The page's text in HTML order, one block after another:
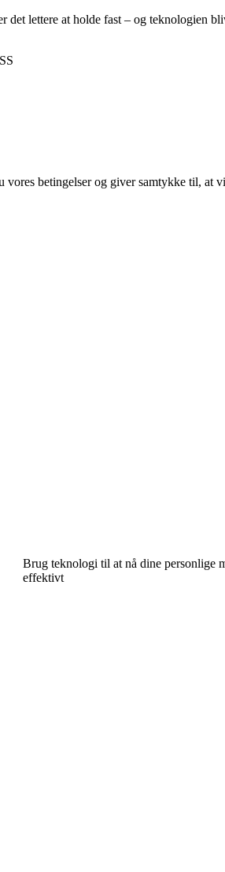
lettere at holde fast – og teknologien
betingelser og giver samtykke til, at
Brug teknologi til at nå dine personlige
effektivt